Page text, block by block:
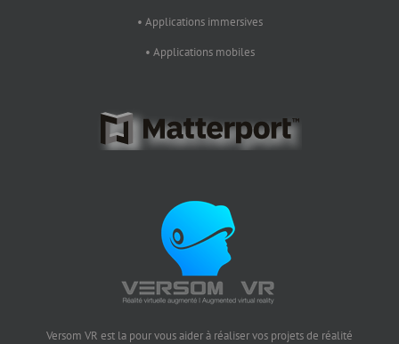
• Applications immersives
• Applications mobiles
Versom VR est la pour vous aider à réaliser vos projets de réalité